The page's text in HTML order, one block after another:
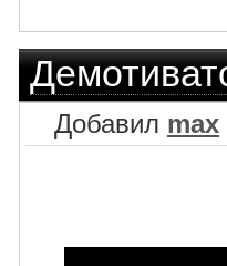
Добавил max